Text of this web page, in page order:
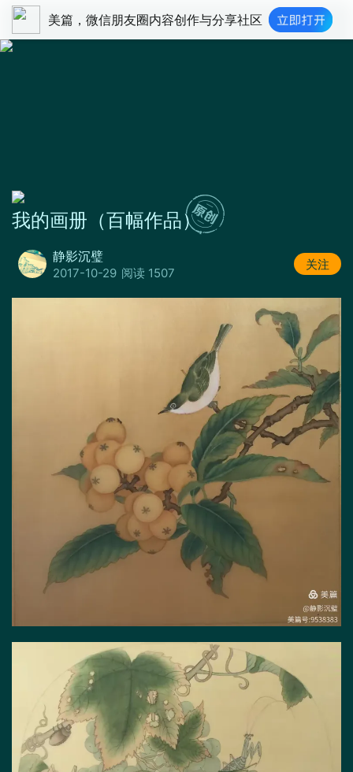
美篇，微信朋友圈内容创作与分享社区
我的画册（百幅作品）
静影沉璧
2017-10-29 阅读 1507
关注